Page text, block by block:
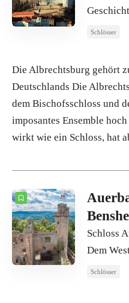
Schlösser
Die Albrechtsburg gehört
Deutschlands Die
dem Bischofsschloss und
imposantes Ensemble
wirkt wie ein Schloss, hat
Schloss
Dem
Schlösser